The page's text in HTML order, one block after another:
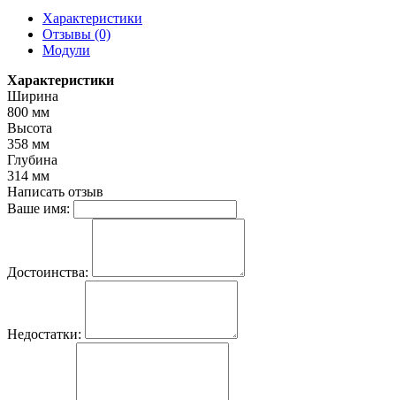
Характеристики
Отзывы (0)
Модули
Характеристики
Ширина
800 мм
Высота
358 мм
Глубина
314 мм
Написать отзыв
Ваше имя:
Достоинства:
Недостатки: